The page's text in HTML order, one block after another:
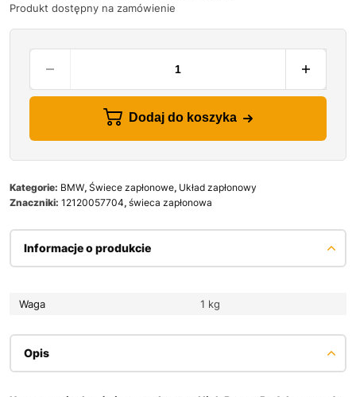
Produkt dostępny na zamówienie
Dodaj do koszyka
Kategorie: BMW, Świece zapłonowe, Układ zapłonowy
Znaczniki: 12120057704, świeca zapłonowa
Informacje o produkcie
Waga 1 kg
Opis